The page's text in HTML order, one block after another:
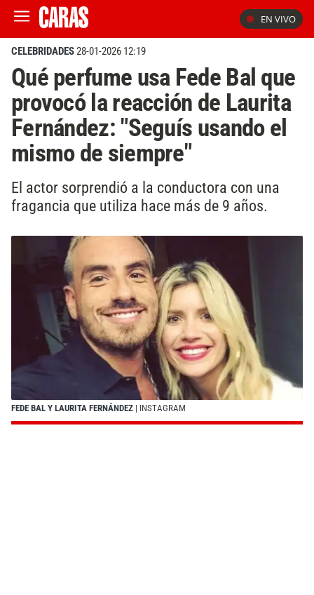
EN VIVO
CELEBRIDADES28-01-2026 12:19
Qué perfume usa Fede Bal que
provocó la reacción de Laurita
Fernández: "Seguís usando el
mismo de siempre"
El actor sorprendió a la conductora con una
fragancia que utiliza hace más de 9 años.
FEDE BAL Y LAURITA FERNÁNDEZ | INSTAGRAM